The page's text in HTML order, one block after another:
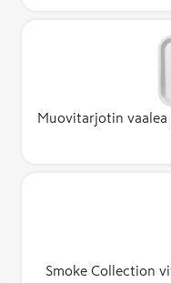
Muovitarjotin
Smoke Collection